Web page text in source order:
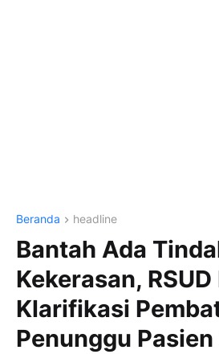
Beranda headline
Bantah Ada
Kekerasan,
Klarifikasi
Penunggu Pasien